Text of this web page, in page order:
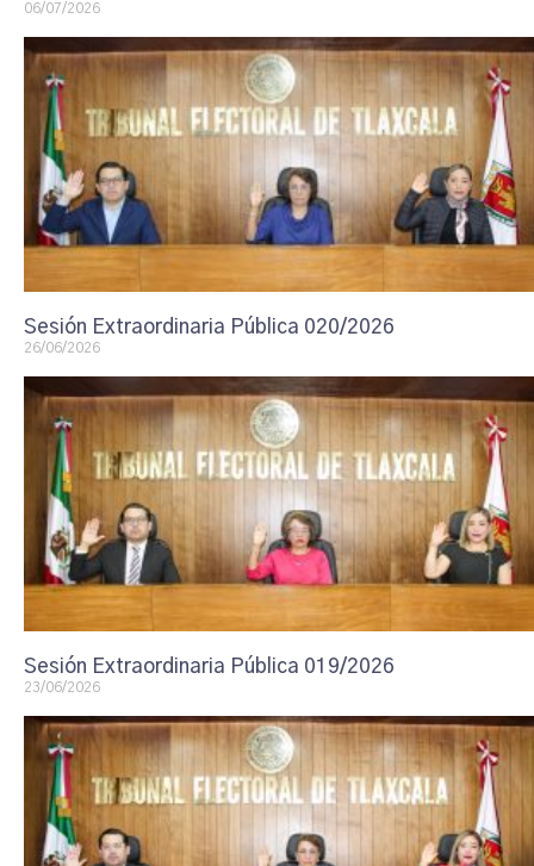
06/07/2026
Sesión Extraordinaria Pública 020/2026
26/06/2026
Sesión Extraordinaria Pública 019/2026
23/06/2026